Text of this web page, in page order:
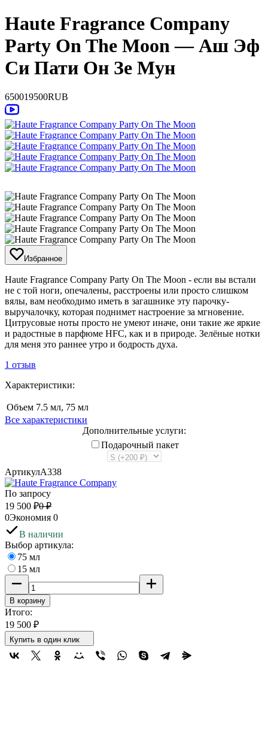
Haute Fragrance Company
Party On The Moon — Аш Эф
Си Пати Он Зе Мун
650019500RUB
Избранное
Haute Fragrance Company Party On The Moon - если вы встали
не с той ноги, опечалены, расстроены или просто слишком
вялы, вам необходимо иметь в загашнике эту парочку-
выручалочку, которая поднимет настроение за мгновение.
Цитрусовые ноты просто не умеют иначе, они такие же яркие
и радостные в парфюме HFC, как и в природе. Зелёные нотки
для меня это раннее утро и бодрость духа.
1 отзыв
Характеристики:
Объем 7.5 мл, 75 мл
Все характеристики
Дополнительные услуги:
Подарочный пакет
АртикулA338
По запросу
19 500 ₽0 ₽
0Экономия 0
В наличии
Выбор артикула:
75 мл
15 мл
В корзину
Итого:
19 500 ₽
Купить в один клик